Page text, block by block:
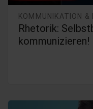
KOMMUNIKATION &
Rhetorik:
kommunizieren!